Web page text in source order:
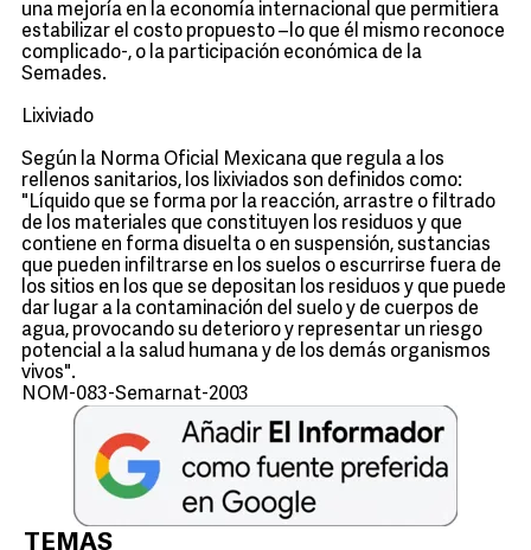
una mejoría en la economía internacional que permitiera
estabilizar el costo propuesto –lo que él mismo reconoce
complicado-, o la participación económica de la
Semades.
Lixiviado
Según la Norma Oficial Mexicana que regula a los
rellenos sanitarios, los lixiviados son definidos como:
"Líquido que se forma por la reacción, arrastre o filtrado
de los materiales que constituyen los residuos y que
contiene en forma disuelta o en suspensión, sustancias
que pueden infiltrarse en los suelos o escurrirse fuera de
los sitios en los que se depositan los residuos y que puede
dar lugar a la contaminación del suelo y de cuerpos de
agua, provocando su deterioro y representar un riesgo
potencial a la salud humana y de los demás organismos
vivos".
NOM-083-Semarnat-2003
TEMAS